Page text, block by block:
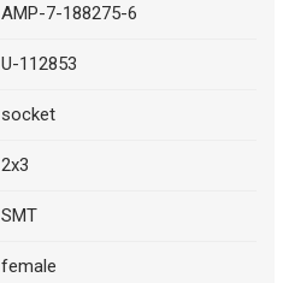
AMP-7-188275-6
U-112853
socket
2x3
SMT
female